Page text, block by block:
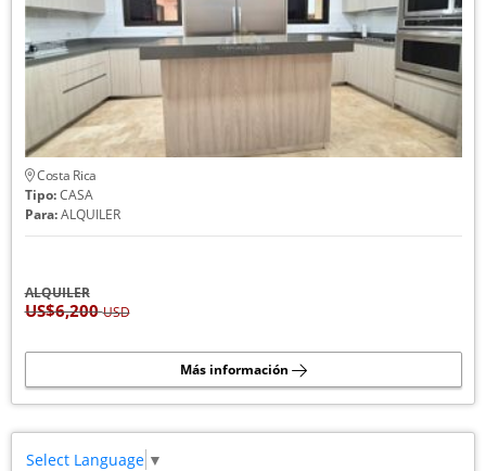
Costa Rica
Tipo:CASA
Para:ALQUILER
ALQUILER
US$6,200USD
Más información
Select Language ▼